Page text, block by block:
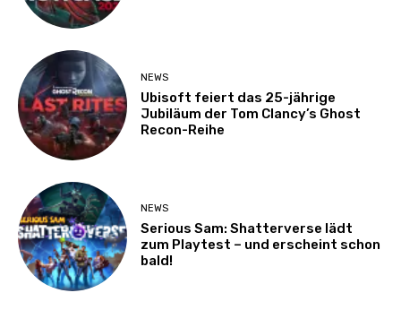
NEWS
Ubisoft feiert das 25-jährige
Jubiläum der Tom Clancy’s Ghost
Recon-Reihe
NEWS
Serious Sam: Shatterverse lädt
zum Playtest – und erscheint schon
bald!